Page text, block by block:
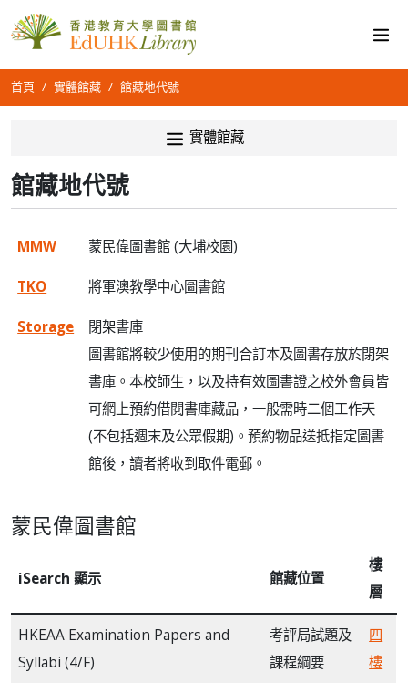
首頁 實體館藏 館藏地代號
實體館藏
館藏地代號
MMW 蒙民偉圖書館 (大埔校園)
TKO 將軍澳教學中心圖書館
Storage
閉架書庫
圖書館將較少使用的期刊合訂本及圖書存放於閉架
書庫。本校師生，以及持有效圖書證之校外會員皆
可網上預約借閱書庫藏品，一般需時二個工作天
(不包括週末及公眾假期)。預約物品送抵指定圖書
館後，讀者將收到取件電郵。
蒙民偉圖書館
iSearch 顯示 館藏位置
樓
層
HKEAA Examination Papers and
Syllabi (4/F)
考評局試題及
課程綱要
四
樓